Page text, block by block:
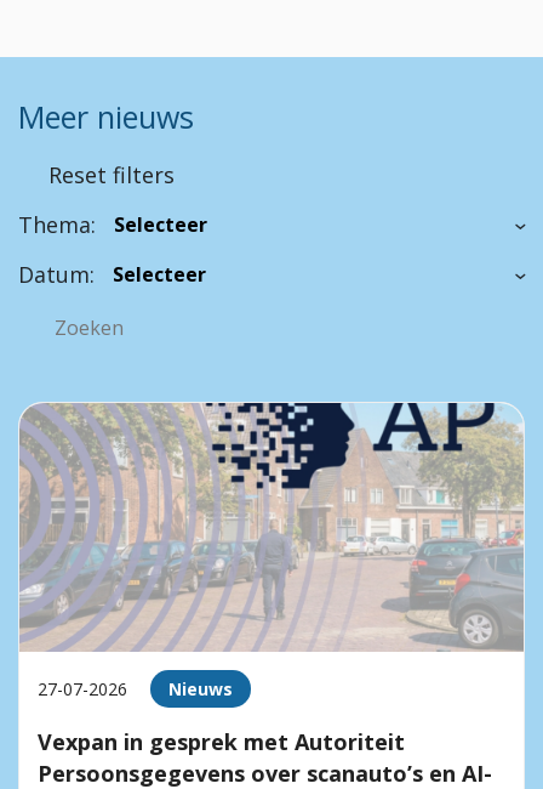
Meer nieuws
Reset filters
Thema:
Datum:
27-07-2026 Nieuws
Vexpan in gesprek met Autoriteit
Persoonsgegevens over scanauto’s en AI-